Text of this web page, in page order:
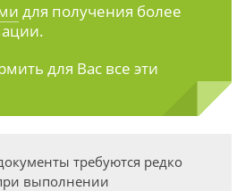
для получения более
для Вас все эти
требуются редко
выполнении